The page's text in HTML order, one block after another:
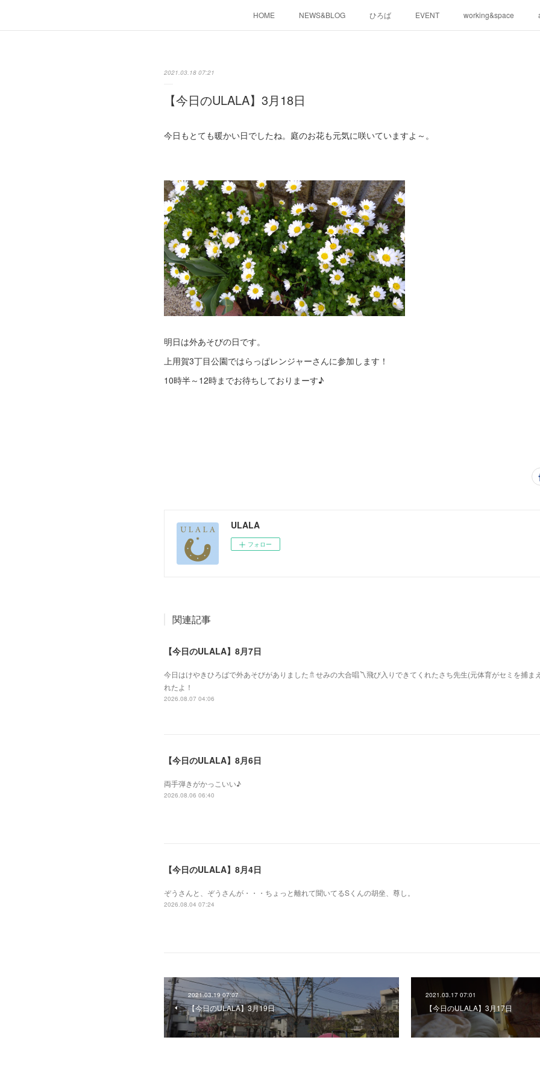
HOME NEWS&BLOG ひろば EVENT working&space
2021.03.18 07:21
【今日のULALA】3月18日
今日もとても暖かい日でしたね。庭のお花も元気に咲いていますよ～。
明日は外あそびの日です。
上用賀3丁目公園ではらっぱレンジャーさんに参加します！
10時半～12時までお待ちしておりまーす♪
ULALA
フォロー
関連記事
【今日のULALA】8月7日
今日はけやきひろばで外あそびがありました🚿せみの大合唱〽飛び入りできてくれたさち先生(元体育がセミを捕ま
れたよ！
2026.08.07 04:06
【今日のULALA】8月6日
両手弾きがかっこいい♪
2026.08.06 06:40
【今日のULALA】8月4日
ぞうさんと、ぞうさんが・・・ちょっと離れて聞いてるSくんの胡坐、尊し。
2026.08.04 07:24
2021.03.19 07:07
【今日のULALA】3月19日
2021.03.17 07:01
【今日のULALA】3月17日